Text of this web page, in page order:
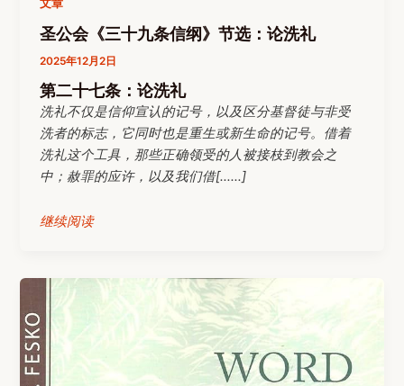
文章
圣公会《三十九条信纲》节选：论洗礼
2025年12月2日
第二十七条：论洗礼
洗礼不仅是信仰宣认的记号，以及区分基督徒与非受
洗者的标志，它同时也是重生或新生命的记号。借着
洗礼这个工具，那些正确领受的人被接枝到教会之
中；赦罪的应许，以及我们借[……]
继续阅读